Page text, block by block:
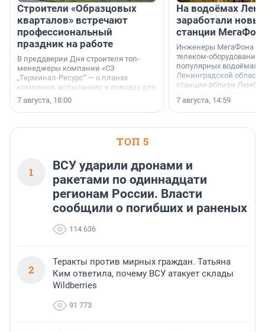
Строители «Образцовых
кварталов» встречают
профессиональный
праздник на работе
В преддверии Дня строителя топ-
менеджеры компании «СЗ
„Терминал-Ресурс“ — о планах
компании, испытаниях и поводах для
осторожного оптимизма.
7 августа, 18:00
На водоёмах
заработали
станции
Инженеры МегаФона
телеком-оборудование
популярных водоёмах
Ленинградской
станции вблизи
недалеко от Большого
водопада.
7 августа, 14:59
ТОП 5
1
ВСУ ударили дронами и
ракетами по одиннадцати
регионам России. Власти
сообщили о погибших и раненых
114 636
2
Теракты против мирных граждан. Татьяна
Ким ответила, почему ВСУ атакует склады
Wildberries
91 773